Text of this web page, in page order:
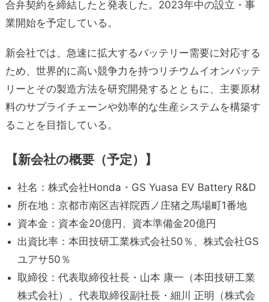
合弁契約を締結したと発表した。2023年中の設立・事
業開始を予定している。
新会社では、急速に拡大するバッテリー需要に対応する
ため、世界的に高い競争力を持つリチウムイオンバッテ
リーとその製造方法を研究開発するとともに、主要原材
料のサプライチェーンや効率的な生産システムを構築す
ることを目指している。
【新会社の概要（予定）】
社名：株式会社Honda・GS Yuasa EV Battery R&D
所在地：京都市南区吉祥院西ノ庄猪之馬場町1番地
資本金：資本金20億円、資本準備金20億円
出資比率：本田技研工業株式会社50％、株式会社GS
ユアサ50％
取締役：代表取締役社長・山本 康一（本田技研工業
株式会社）、代表取締役副社長・細川 正明（株式会